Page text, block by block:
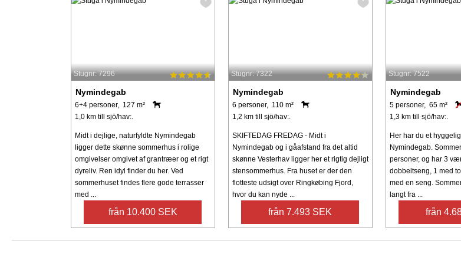
Stugnr: 7296
Nymindegab
6+4 personer, 127 m²
1,0 km till sjö/hav:.
Midt i dejlige, naturfyldte Nymindegab
ligger dette skønne sommerhus i rolige
omgivelser omgivet af grantræer og et rigt
dyreliv. Ren idyl finder du her. Ved
sommerhuset findes flere gode terrasser
med ...
från 10.400 SEK
Stugnr: 7322
Nymindegab
6 personer, 110 m²
1,2 km till sjö/hav:.
SKIFTEDAG FREDAG - Midt i
Nymindegab og i gåafstand fra det altid
skønne Vesterhav ligger her et rigtig dejligt
stensommerhus. Fra huset er der den
flotteste udsigt over Ringkøbing Fjord,
hvor du kan nyde ...
från 7.493 SEK
Stugnr: 7522
Nymindegab
5 personer, 65 m²
1,3 km till sjö/hav:.
Her har du et
Nymindegab.
personer, og har 3
dobbeltseng, 1 med
med en seng.
langt fra ...
från